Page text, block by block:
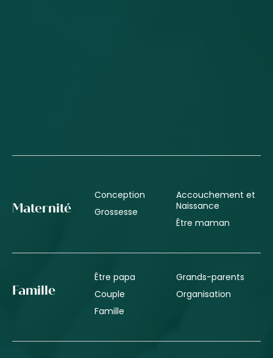
Maternité
Conception
Grossesse
Accouchement et
Naissance
Être maman
Famille
Être papa
Couple
Famille
Grands-parents
Organisation